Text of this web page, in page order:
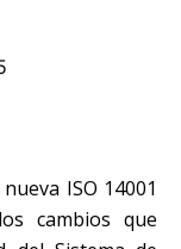
ISO 14001
cambios que